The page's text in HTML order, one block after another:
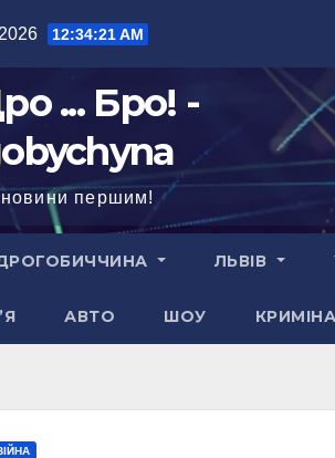
12:34:22 AM
... Бро! -
новини першим!
ЛЬВІВ
АВТО ШОУ